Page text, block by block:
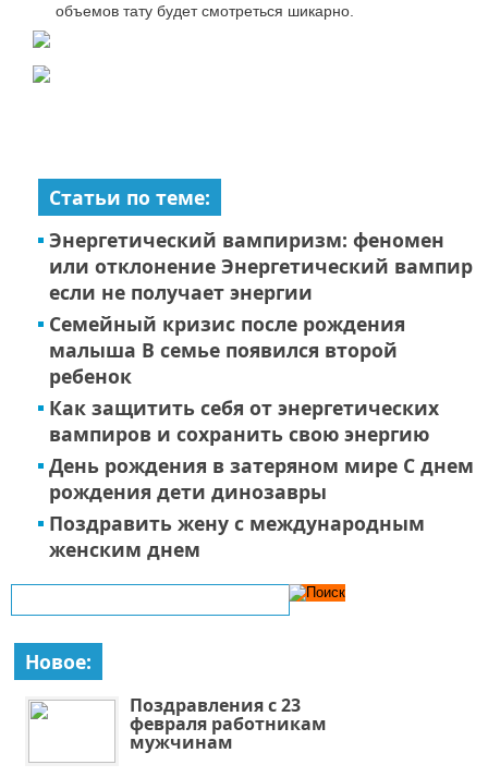
объемов тату будет смотреться шикарно.
Статьи по теме:
Энергетический вампиризм: феномен
или отклонение Энергетический вампир
если не получает энергии
Семейный кризис после рождения
малыша В семье появился второй
ребенок
Как защитить себя от энергетических
вампиров и сохранить свою энергию
День рождения в затеряном мире С днем
рождения дети динозавры
Поздравить жену с международным
женским днем
Новое:
Поздравления с 23
февраля работникам
мужчинам